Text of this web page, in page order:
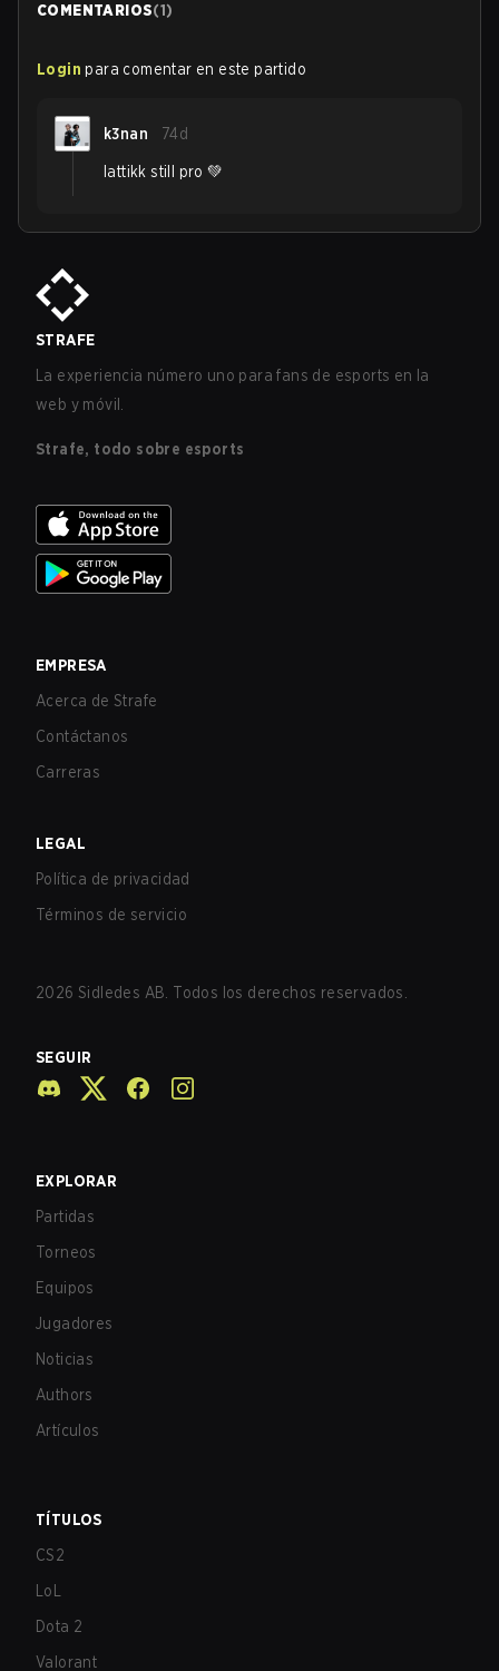
COMENTARIOS(1)
Login para comentar en este partido
k3nan 74d
lattikk still pro 💚
STRAFE
La experiencia número uno para fans de esports en la
web y móvil.
Strafe, todo sobre esports
EMPRESA
Acerca de Strafe
Contáctanos
Carreras
LEGAL
Política de privacidad
Términos de servicio
2026 Sidledes AB. Todos los derechos reservados.
SEGUIR
EXPLORAR
Partidas
Torneos
Equipos
Jugadores
Noticias
Authors
Artículos
TÍTULOS
CS2
LoL
Dota 2
Valorant